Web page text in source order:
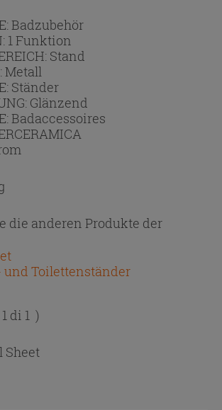
Badzubehör
1 Funktion
Stand
Metall
Ständer
Glänzend
Badaccessoires
die anderen Produkte der
Toilettenständer
di 1 )
Sheet